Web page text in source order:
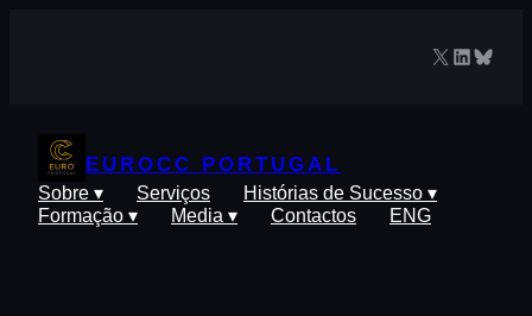
X LinkedIn
EUROCC PORTUGAL
Sobre ▾ Serviços
Histórias de Sucesso ▾
Formação ▾
Media ▾ Contactos ENG